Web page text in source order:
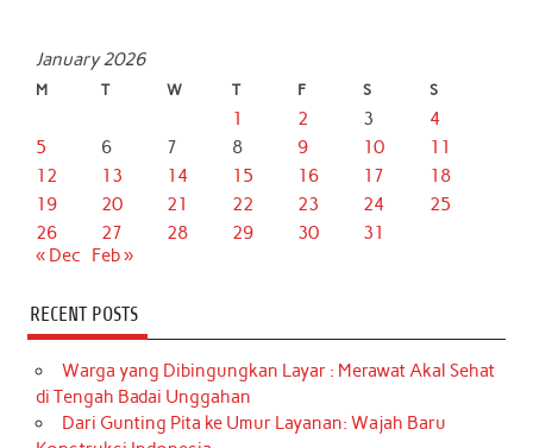
January 2026
M T W T F S S
1 2 3
4
5
6 7 8 9 10
11
12
13 14 15 16 17
18
19
20 21 22 23 24
25
26
27 28 29 30
31
« Dec
Feb »
RECENT POSTS
Warga yang Dibingungkan Layar : Merawat Akal Sehat
di Tengah Badai Unggahan
Dari Gunting Pita ke Umur Layanan: Wajah Baru